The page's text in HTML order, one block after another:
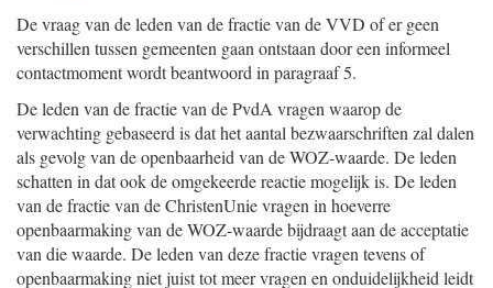
De vraag van de leden van de fractie van de VVD of er geen
verschillen tussen gemeenten gaan ontstaan door een informeel
contactmoment wordt beantwoord in paragraaf 5.
De leden van de fractie van de PvdA vragen waarop de
verwachting gebaseerd is dat het aantal bezwaarschriften zal dalen
als gevolg van de openbaarheid van de WOZ-waarde. De leden
schatten in dat ook de omgekeerde reactie mogelijk is. De leden
van de fractie van de ChristenUnie vragen in hoeverre
openbaarmaking van de WOZ-waarde bijdraagt aan de acceptatie
van die waarde. De leden van deze fractie vragen tevens of
openbaarmaking niet juist tot meer vragen en onduidelijkheid leidt